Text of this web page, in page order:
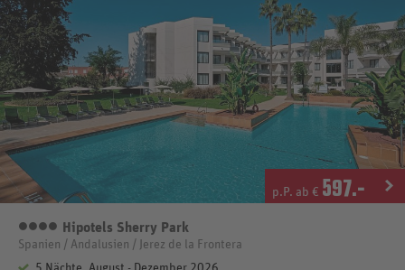
p.P. ab € 597.-
4 Sterne
Hipotels Sherry Park
Spanien / Andalusien / Jerez de la Frontera